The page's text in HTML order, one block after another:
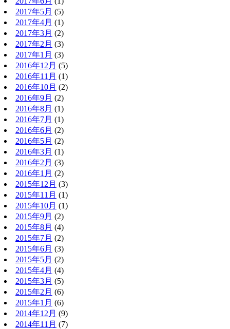
2017年5月 (5)
2017年4月 (1)
2017年3月 (2)
2017年2月 (3)
2017年1月 (3)
2016年12月 (5)
2016年11月 (1)
2016年10月 (2)
2016年9月 (2)
2016年8月 (1)
2016年7月 (1)
2016年6月 (2)
2016年5月 (2)
2016年3月 (1)
2016年2月 (3)
2016年1月 (2)
2015年12月 (3)
2015年11月 (1)
2015年10月 (1)
2015年9月 (2)
2015年8月 (4)
2015年7月 (2)
2015年6月 (3)
2015年5月 (2)
2015年4月 (4)
2015年3月 (5)
2015年2月 (6)
2015年1月 (6)
2014年12月 (9)
2014年11月 (7)